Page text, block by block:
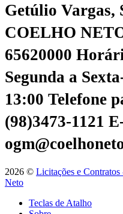
Getúlio Vargas,
COELHO
65620000
Segunda a
13:00 Telefone
(98)3473-1121
2026 © Licitações e
Neto
Teclas de Atalho